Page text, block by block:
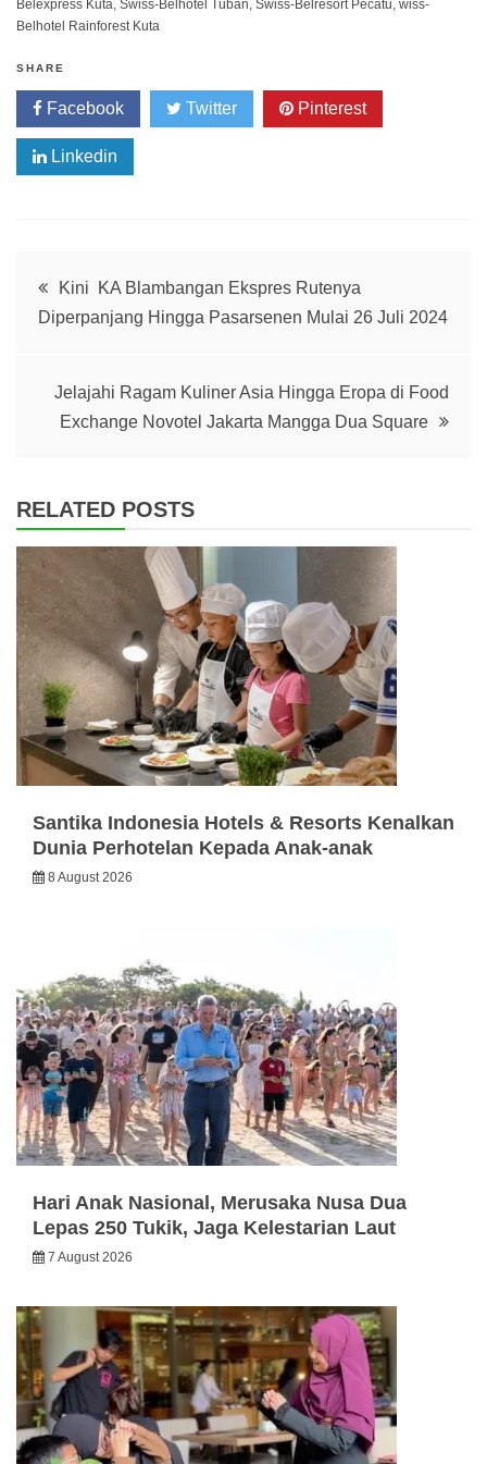
Belexpress Kuta Swiss-Belhotel Tuban Swiss-Belresort Pecatu wiss-
Belhotel Rainforest Kuta
SHARE
Facebook Twitter Pinterest
Linkedin
Post
navigation
Kini KA Blambangan Ekspres Rutenya
Diperpanjang Hingga Pasarsenen Mulai 26 Juli 2024
Jelajahi Ragam Kuliner Asia Hingga Eropa di Food
Exchange Novotel Jakarta Mangga Dua Square
RELATED POSTS
Santika Indonesia Hotels & Resorts Kenalkan
Dunia Perhotelan Kepada Anak-anak
8 August 2026
Hari Anak Nasional, Merusaka Nusa Dua
Lepas 250 Tukik, Jaga Kelestarian Laut
7 August 2026